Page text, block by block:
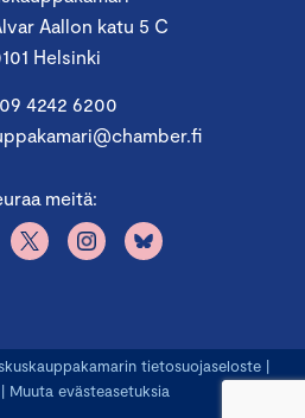
Aallon katu 5 C
Helsinki
09 4242 6200
meitä:
tietosuojaseloste |
| Muuta evästeasetuksia